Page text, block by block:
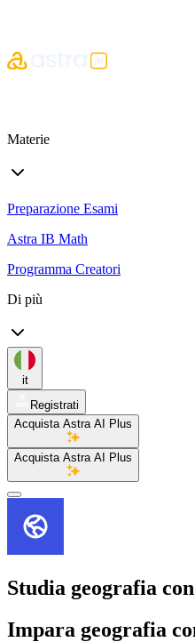
Materie
Preparazione Esami
Astra IB Math
Programma Creatori
Di più
it
Registrati
Acquista Astra AI Plus
Acquista Astra AI Plus
Studia geografia
Impara geografia